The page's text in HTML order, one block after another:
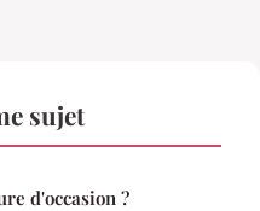
sujet
d'occasion ?